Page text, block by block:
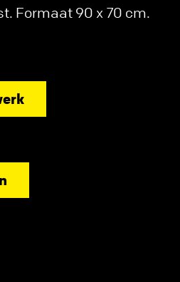
Formaat 90 x 70 cm.